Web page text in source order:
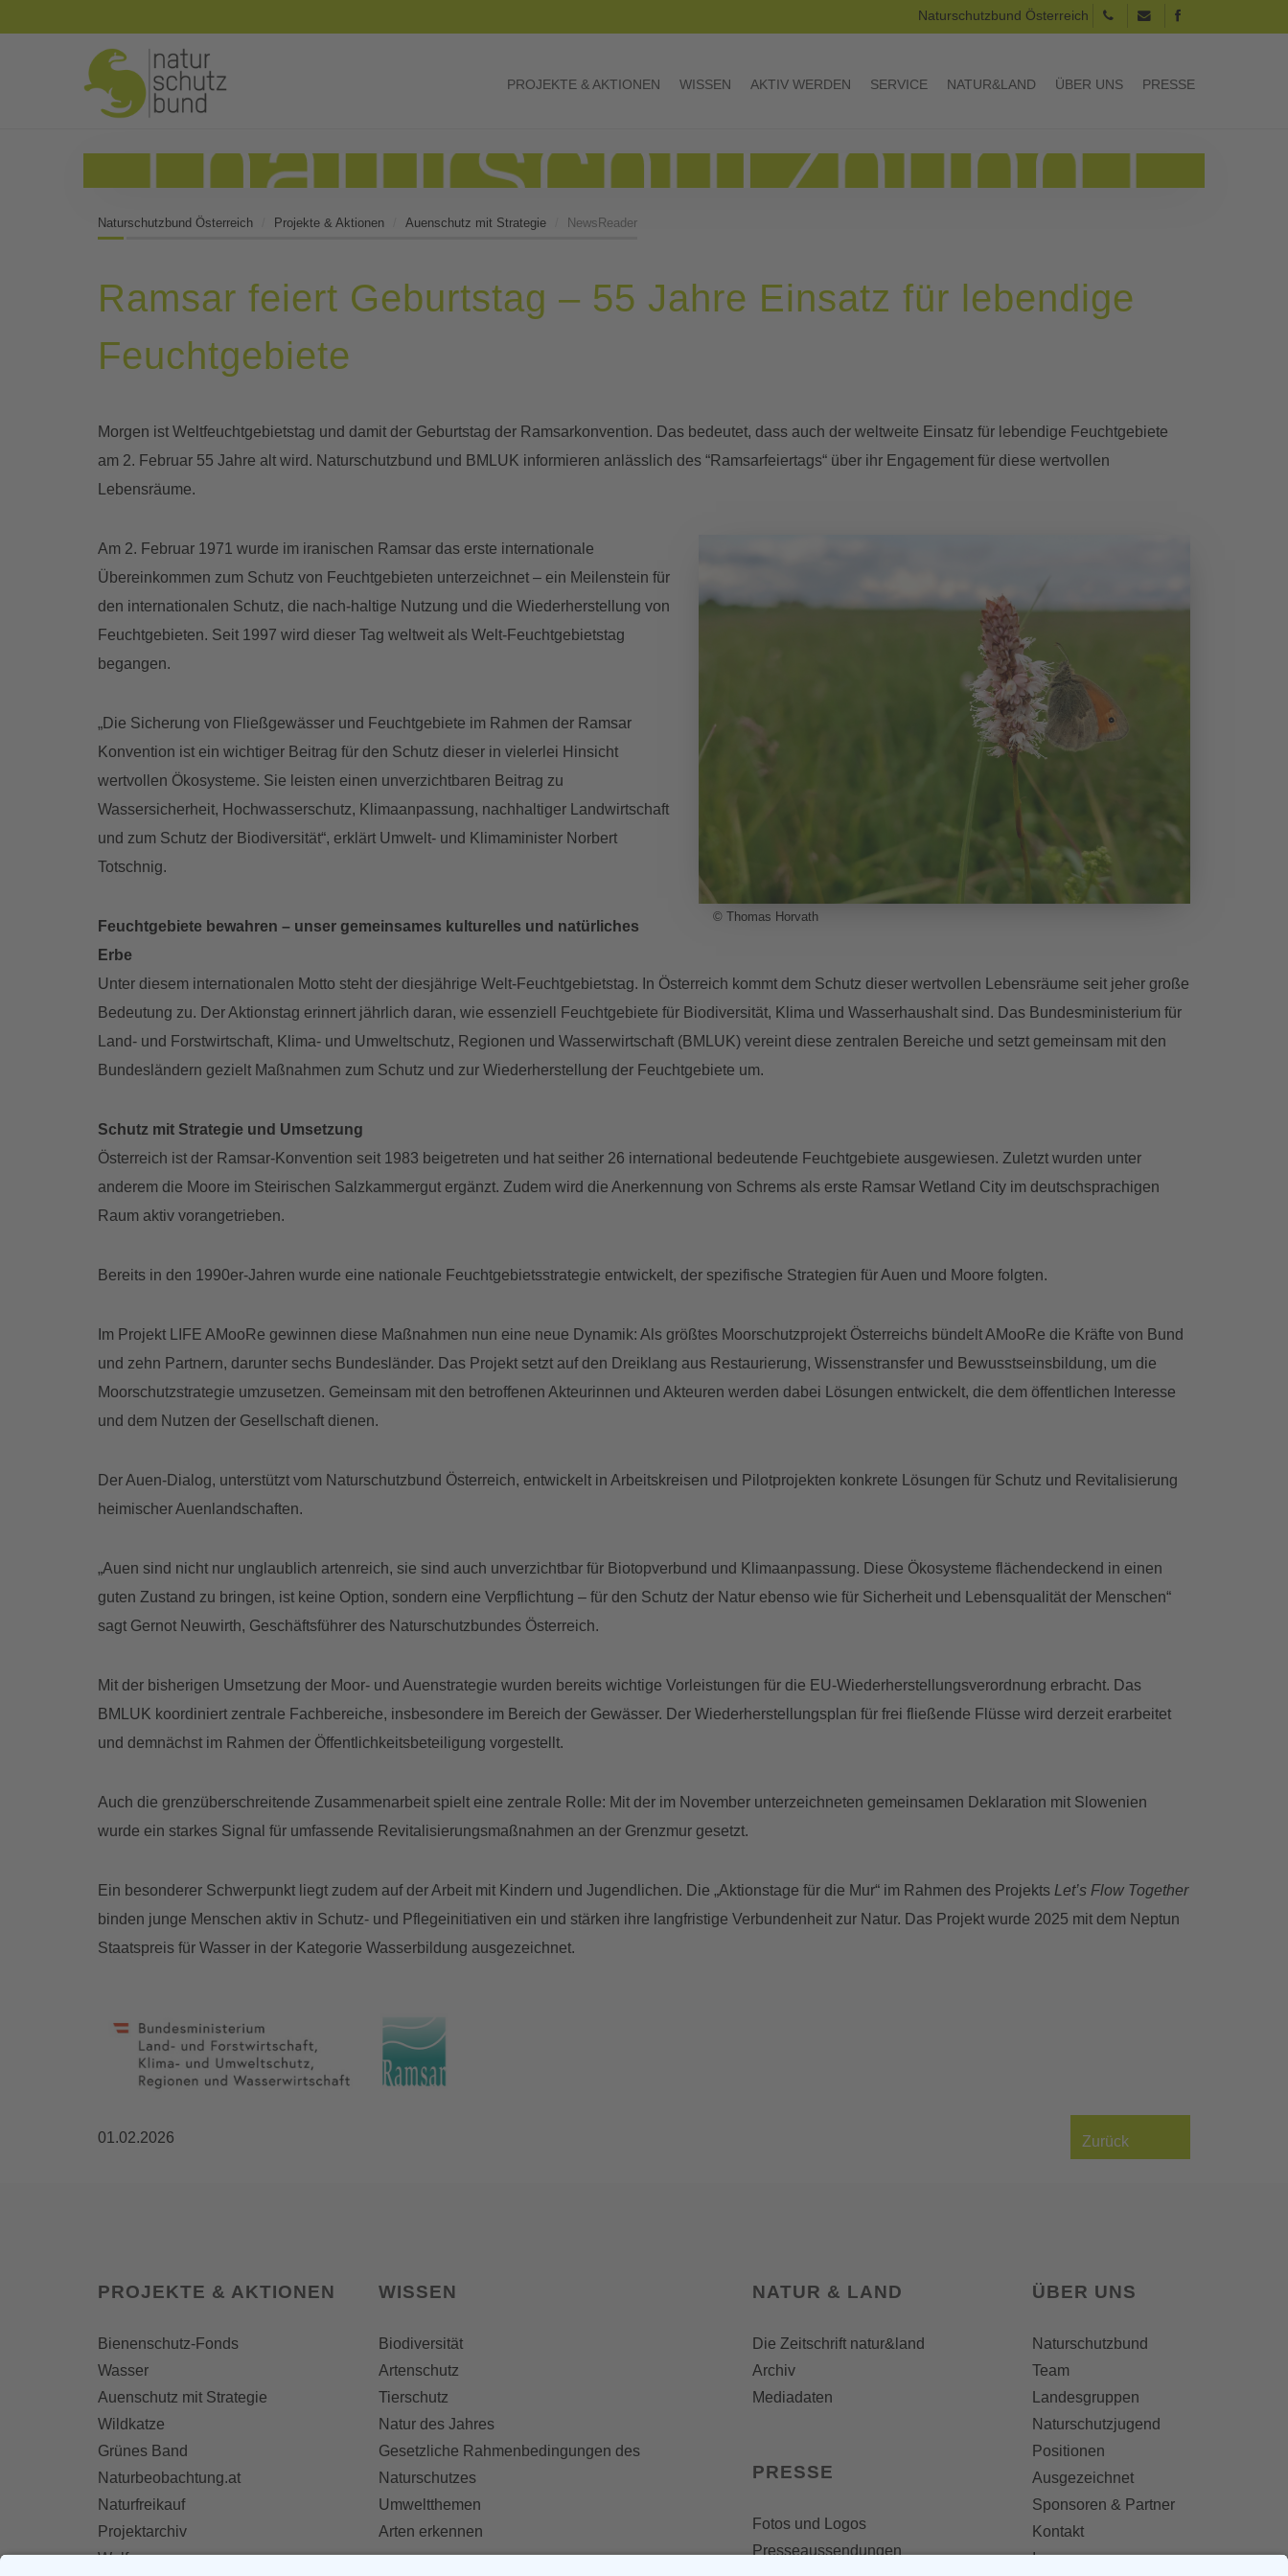
Naturschutzbund Österreich
PROJEKTE & AKTIONEN WISSEN AKTIV WERDEN SERVICE NATUR&LAND ÜBER UNS PRESSE
Naturschutzbund Österreich Projekte & Aktionen Auenschutz mit Strategie NewsReader
Ramsar feiert Geburtstag – 55 Jahre Einsatz für lebendige
Feuchtgebiete
Morgen ist Weltfeuchtgebietstag und damit der Geburtstag der Ramsarkonvention. Das bedeutet, dass auch der weltweite Einsatz für lebendige Feuchtgebiete
am 2. Februar 55 Jahre alt wird. Naturschutzbund und BMLUK informieren anlässlich des “Ramsarfeiertags“ über ihr Engagement für diese wertvollen
Lebensräume.
© Thomas Horvath
Am 2. Februar 1971 wurde im iranischen Ramsar das erste internationale
Übereinkommen zum Schutz von Feuchtgebieten unterzeichnet – ein Meilenstein für
den internationalen Schutz, die nach-haltige Nutzung und die Wiederherstellung von
Feuchtgebieten. Seit 1997 wird dieser Tag weltweit als Welt-Feuchtgebietstag
begangen.
„Die Sicherung von Fließgewässer und Feuchtgebiete im Rahmen der Ramsar
Konvention ist ein wichtiger Beitrag für den Schutz dieser in vielerlei Hinsicht
wertvollen Ökosysteme. Sie leisten einen unverzichtbaren Beitrag zu
Wassersicherheit, Hochwasserschutz, Klimaanpassung, nachhaltiger Landwirtschaft
und zum Schutz der Biodiversität“, erklärt Umwelt- und Klimaminister Norbert
Totschnig.
Feuchtgebiete bewahren – unser gemeinsames kulturelles und natürliches
Erbe
Unter diesem internationalen Motto steht der diesjährige Welt-Feuchtgebietstag. In Österreich kommt dem Schutz dieser wertvollen Lebensräume seit jeher große
Bedeutung zu. Der Aktionstag erinnert jährlich daran, wie essenziell Feuchtgebiete für Biodiversität, Klima und Wasserhaushalt sind. Das Bundesministerium für
Land- und Forstwirtschaft, Klima- und Umweltschutz, Regionen und Wasserwirtschaft (BMLUK) vereint diese zentralen Bereiche und setzt gemeinsam mit den
Bundesländern gezielt Maßnahmen zum Schutz und zur Wiederherstellung der Feuchtgebiete um.
Schutz mit Strategie und Umsetzung
Österreich ist der Ramsar-Konvention seit 1983 beigetreten und hat seither 26 international bedeutende Feuchtgebiete ausgewiesen. Zuletzt wurden unter
anderem die Moore im Steirischen Salzkammergut ergänzt. Zudem wird die Anerkennung von Schrems als erste Ramsar Wetland City im deutschsprachigen
Raum aktiv vorangetrieben.
Bereits in den 1990er-Jahren wurde eine nationale Feuchtgebietsstrategie entwickelt, der spezifische Strategien für Auen und Moore folgten.
Im Projekt LIFE AMooRe gewinnen diese Maßnahmen nun eine neue Dynamik: Als größtes Moorschutzprojekt Österreichs bündelt AMooRe die Kräfte von Bund
und zehn Partnern, darunter sechs Bundesländer. Das Projekt setzt auf den Dreiklang aus Restaurierung, Wissenstransfer und Bewusstseinsbildung, um die
Moorschutzstrategie umzusetzen. Gemeinsam mit den betroffenen Akteurinnen und Akteuren werden dabei Lösungen entwickelt, die dem öffentlichen Interesse
und dem Nutzen der Gesellschaft dienen.
Der Auen-Dialog, unterstützt vom Naturschutzbund Österreich, entwickelt in Arbeitskreisen und Pilotprojekten konkrete Lösungen für Schutz und Revitalisierung
heimischer Auenlandschaften.
„Auen sind nicht nur unglaublich artenreich, sie sind auch unverzichtbar für Biotopverbund und Klimaanpassung. Diese Ökosysteme flächendeckend in einen
guten Zustand zu bringen, ist keine Option, sondern eine Verpflichtung – für den Schutz der Natur ebenso wie für Sicherheit und Lebensqualität der Menschen“
sagt Gernot Neuwirth, Geschäftsführer des Naturschutzbundes Österreich.
Mit der bisherigen Umsetzung der Moor- und Auenstrategie wurden bereits wichtige Vorleistungen für die EU-Wiederherstellungsverordnung erbracht. Das
BMLUK koordiniert zentrale Fachbereiche, insbesondere im Bereich der Gewässer. Der Wiederherstellungsplan für frei fließende Flüsse wird derzeit erarbeitet
und demnächst im Rahmen der Öffentlichkeitsbeteiligung vorgestellt.
Auch die grenzüberschreitende Zusammenarbeit spielt eine zentrale Rolle: Mit der im November unterzeichneten gemeinsamen Deklaration mit Slowenien
wurde ein starkes Signal für umfassende Revitalisierungsmaßnahmen an der Grenzmur gesetzt.
Ein besonderer Schwerpunkt liegt zudem auf der Arbeit mit Kindern und Jugendlichen. Die „Aktionstage für die Mur“ im Rahmen des Projekts Let’s Flow Together
binden junge Menschen aktiv in Schutz- und Pflegeinitiativen ein und stärken ihre langfristige Verbundenheit zur Natur. Das Projekt wurde 2025 mit dem Neptun
Staatspreis für Wasser in der Kategorie Wasserbildung ausgezeichnet.
01.02.2026 Zurück
PROJEKTE & AKTIONEN
Bienenschutz-Fonds
Wasser
Auenschutz mit Strategie
Wildkatze
Grünes Band
Naturbeobachtung.at
Naturfreikauf
Projektarchiv
Wolf
WISSEN
Biodiversität
Artenschutz
Tierschutz
Natur des Jahres
Gesetzliche Rahmenbedingungen des
Naturschutzes
Umweltthemen
Arten erkennen
NATUR & LAND
Die Zeitschrift natur&land
Archiv
Mediadaten
PRESSE
Fotos und Logos
Presseaussendungen
ÜBER UNS
Naturschutzbund
Team
Landesgruppen
Naturschutzjugend
Positionen
Ausgezeichnet
Sponsoren & Partner
Kontakt
Impressum